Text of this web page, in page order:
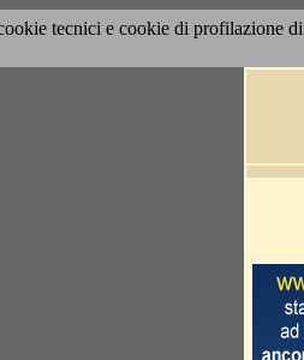
tecnici e cookie di profilazione